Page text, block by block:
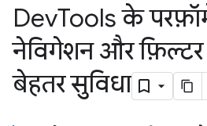
DevTools के
नेविगेशन और
बेहतर सुविधा